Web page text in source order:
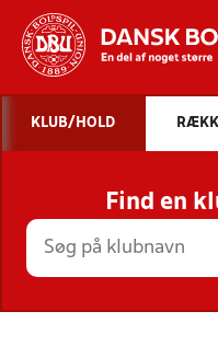
STILLINGER,
KLUB/HOLD
Find en